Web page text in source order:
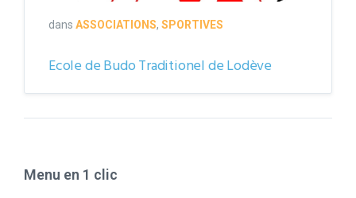
dans ASSOCIATIONS, SPORTIVES
Ecole de Budo Traditionel de Lodève
Menu en 1 clic